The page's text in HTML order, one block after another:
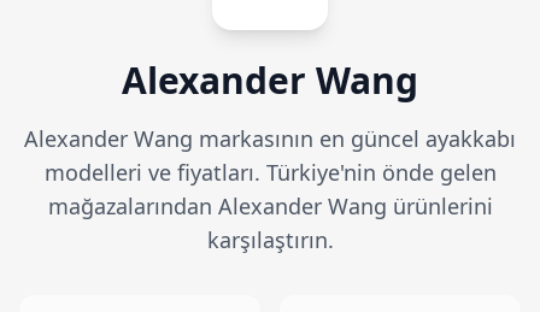
Alexander Wang
Alexander Wang markasının en güncel ayakkabı
modelleri ve fiyatları. Türkiye'nin önde gelen
mağazalarından Alexander Wang ürünlerini
karşılaştırın.